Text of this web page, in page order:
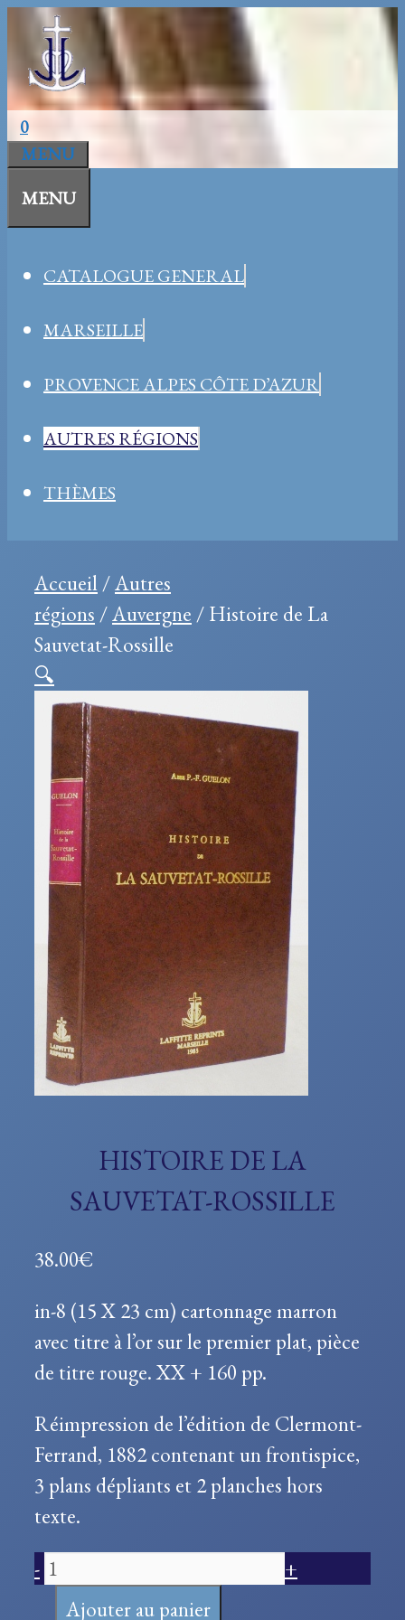
Aller
contenu
0
MENU
MENU
CATALOGUE GENERAL
MARSEILLE
PROVENCE ALPES CÔTE D’AZUR
AUTRES RÉGIONS
THÈMES
Accueil/Autres
régions /Auvergne / Histoire de La
Sauvetat-Rossille
🔍
HISTOIRE DE LA
SAUVETAT-ROSSILLE
38.00€
in-8 (15 X 23 cm) cartonnage marron
avec titre à l’or sur le premier plat, pièce
de titre rouge. XX + 160 pp.
Réimpression de l’édition de Clermont-
Ferrand, 1882 contenant un frontispice,
3 plans dépliants et 2 planches hors
texte.
- quantité
+
Ajouter au panier